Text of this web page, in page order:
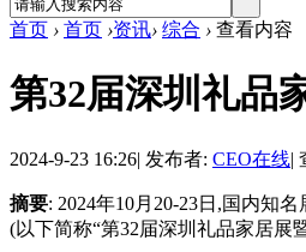
首页 › 首页 ›资讯› 综合 › 查看内容
第32届深圳礼品
2024-9-23 16:26| 发布者: CEO在线|
摘要: 2024年10月20-23日,国内知
(以下简称“第32届深圳礼品家居展